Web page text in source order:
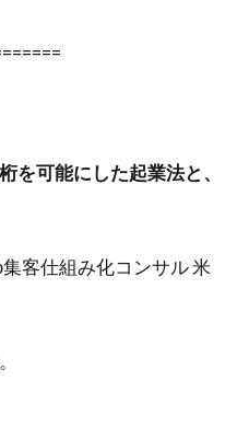
を可能にした起業法と、
客仕組み化コンサル 米